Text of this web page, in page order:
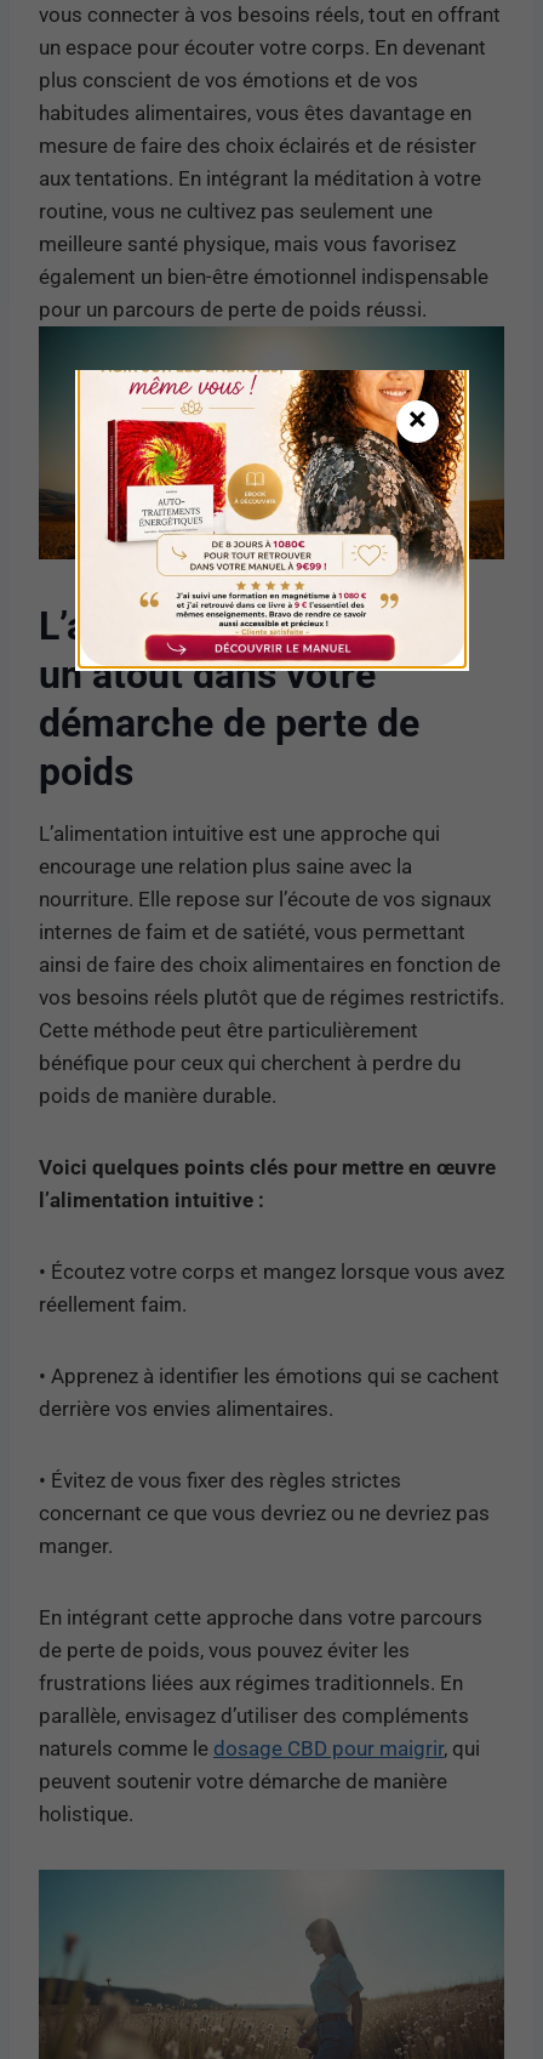
vous connecter à vos besoins réels, tout en offrant
un espace pour écouter votre corps. En devenant
plus conscient de vos émotions et de vos
habitudes alimentaires, vous êtes davantage en
mesure de faire des choix éclairés et de résister
aux tentations. En intégrant la méditation à votre
routine, vous ne cultivez pas seulement une
meilleure santé physique, mais vous favorisez
également un bien-être émotionnel indispensable
pour un parcours de perte de poids réussi.
L’alimentation intuitive :
un atout dans votre
démarche de perte de
poids
L’alimentation intuitive est une approche qui
encourage une relation plus saine avec la
nourriture. Elle repose sur l’écoute de vos signaux
internes de faim et de satiété, vous permettant
ainsi de faire des choix alimentaires en fonction de
vos besoins réels plutôt que de régimes restrictifs.
Cette méthode peut être particulièrement
bénéfique pour ceux qui cherchent à perdre du
poids de manière durable.
Voici quelques points clés pour mettre en œuvre
l’alimentation intuitive :
• Écoutez votre corps et mangez lorsque vous avez
réellement faim.
• Apprenez à identifier les émotions qui se cachent
derrière vos envies alimentaires.
• Évitez de vous fixer des règles strictes
concernant ce que vous devriez ou ne devriez pas
manger.
En intégrant cette approche dans votre parcours
de perte de poids, vous pouvez éviter les
frustrations liées aux régimes traditionnels. En
parallèle, envisagez d’utiliser des compléments
naturels comme le dosage CBD pour maigrir, qui
peuvent soutenir votre démarche de manière
holistique.
×